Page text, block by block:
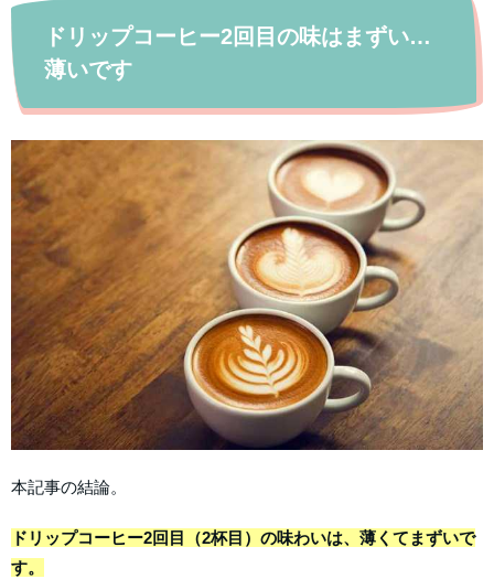
ドリップコーヒー2回目の味はまずい…
薄いです
本記事の結論。
ドリップコーヒー2回目（2杯目）の味わいは、薄くてまずいで
す。